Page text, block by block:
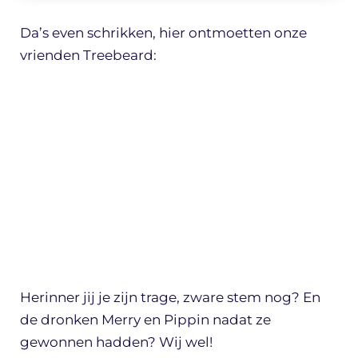
Da’s even schrikken, hier ontmoetten onze
vrienden Treebeard:
Herinner jij je zijn trage, zware stem nog? En
de dronken Merry en Pippin nadat ze
gewonnen hadden? Wij wel!